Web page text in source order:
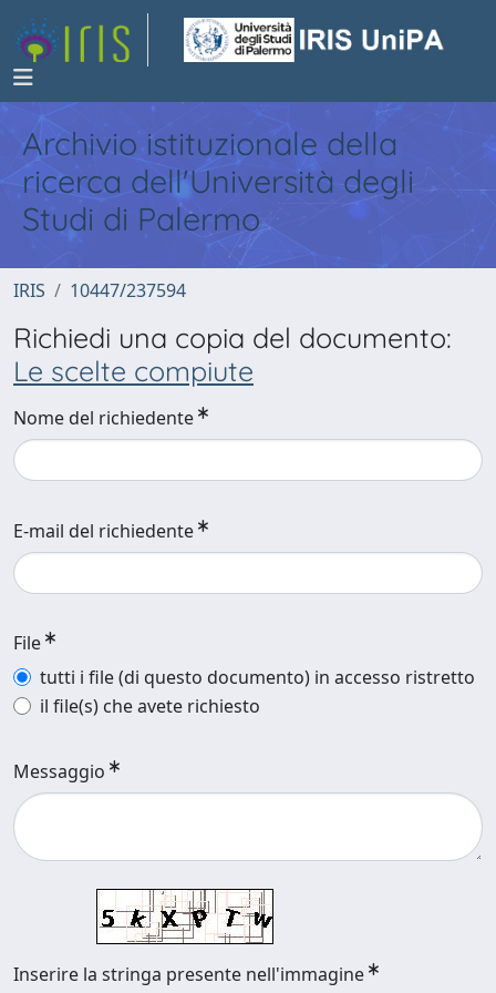
Archivio istituzionale della
ricerca dell'Università degli
Studi di Palermo
IRIS 10447/237594
Richiedi una copia del documento:
Le scelte compiute
Nome del richiedente
E-mail del richiedente
File
tutti i file (di questo documento) in accesso ristretto
il file(s) che avete richiesto
Messaggio
Inserire la stringa presente nell'immagine